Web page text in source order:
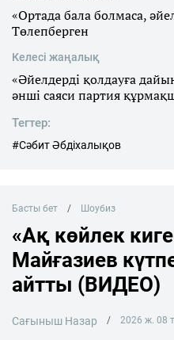
«Ортада бала болмаса,
Төлепберген
Келесі жаңалық
«Әйелдерді қолдауға
әнші саяси партия
Тегтер:
#Сәбит Әбдіхалықов
Басты бет Шоубиз
«Ақ көйлек
Майғазиев
айтты (ВИДЕО)
Сағыныш Назар 2026 ж. 08